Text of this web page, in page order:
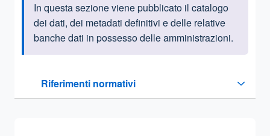
Informazioni introduttive
In questa sezione viene pubblicato il catalogo
dei dati, dei metadati definitivi e delle relative
banche dati in possesso delle amministrazioni.
Riferimenti normativi
Sezione compressa